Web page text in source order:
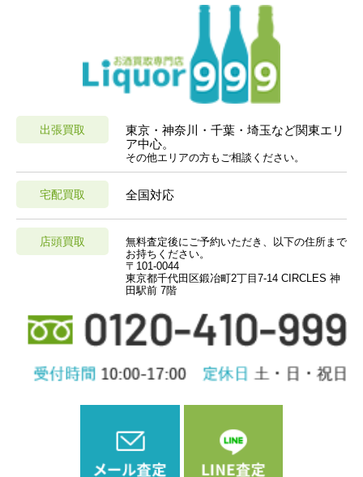
出張買取
東京・神奈川・千葉・埼玉など関東エリ
ア中心。
その他エリアの方もご相談ください。
宅配買取 全国対応
店頭買取
無料査定後にご予約いただき、以下の住所まで
お持ちください。
〒101-0044
東京都千代田区鍛冶町2丁目7-14 CIRCLES 神
田駅前 7階